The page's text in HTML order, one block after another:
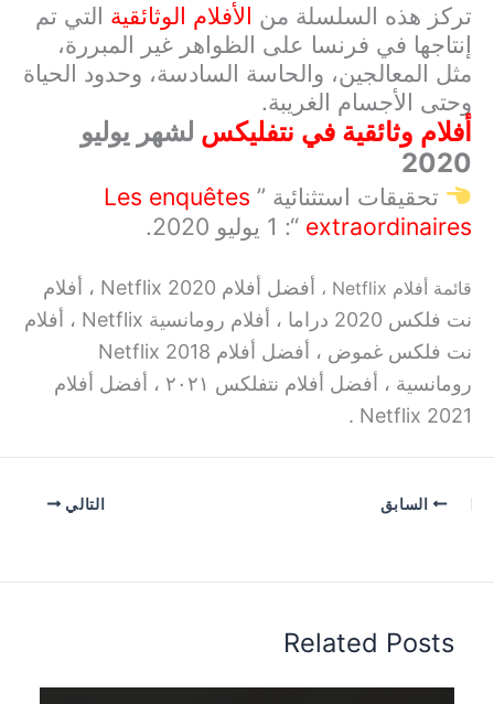
تركز هذه السلسلة منالأفلام الوثائقيةالتي تم
إنتاجها في فرنسا على الظواهر غير المبررة،
مثل المعالجين، والحاسة السادسة، وحدود الحياة
وحتى الأجسام الغريبة.
أفلام وثائقية في نتفليكسلشهر يوليو
2020
تحقيقات استثنائية ”Les enquêtes
extraordinaires “: 1 يوليو 2020.
قائمة أفلام Netflix ، أفضل أفلام Netflix 2020 ،
أفلام
نت فلکس 2020 دراما ،
أفلام رومانسية Netflix ،
أفلام
نت فلکس غموض ،
أفضل أفلام Netflix 2018
رومانسية ،أفضل أفلام نتفلکس ٢٠٢١ ،
أفضل أفلام
Netflix 2021 .
السابق التالي
Related Posts